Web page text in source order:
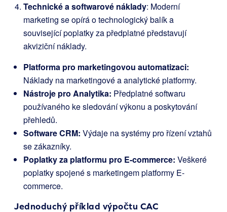
Technické a softwarové náklady: Moderní
marketing se opírá o technologický balík a
související poplatky za předplatné představují
akviziční náklady.
Platforma pro marketingovou automatizaci:
Náklady na marketingové a analytické platformy.
Nástroje pro Analytika: Předplatné softwaru
používaného ke sledování výkonu a poskytování
přehledů.
Software CRM: Výdaje na systémy pro řízení vztahů
se zákazníky.
Poplatky za platformu pro E-commerce: Veškeré
poplatky spojené s marketingem platformy E-
commerce.
Jednoduchý příklad výpočtu CAC